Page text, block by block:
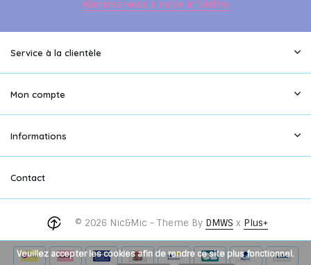
Abonnez-vous à notre infolettre
Service à la clientèle
Mon compte
Informations
Contact
© 2026 Nic&Mic - Theme By DMWS x Plus+
Veuillez accepter les cookies afin de rendre ce site plus fonctionnel.